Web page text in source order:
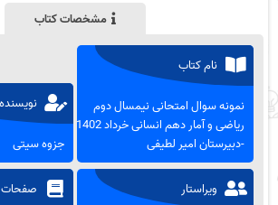
مشخصات کتاب
نام کتاب
نمونه سوال امتحانی نیمسال دوم
ریاضی و آمار دهم انسانی خرداد 1402
-دبیرستان امیر لطیفی
نویسنده
جزوه سیتی
ویراستار صفحات